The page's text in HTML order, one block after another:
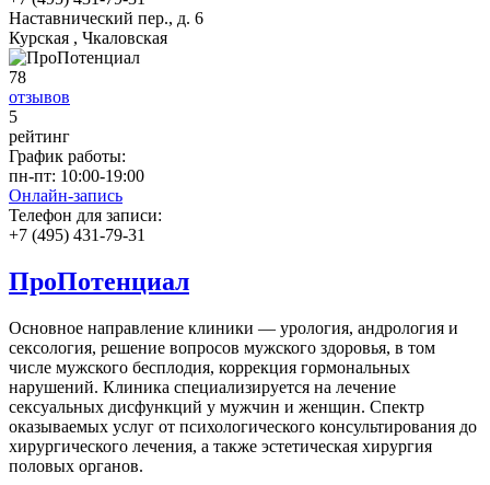
Наставнический пер., д. 6
Курская , Чкаловская
78
отзывов
5
рейтинг
График работы:
пн-пт: 10:00-19:00
Онлайн-запись
Телефон для записи:
+7 (495) 431-79-31
ПроПотенциал
Основное направление клиники — урология, андрология и
сексология, решение вопросов мужского здоровья, в том
числе мужского бесплодия, коррекция гормональных
нарушений. Клиника специализируется на лечение
сексуальных дисфункций у мужчин и женщин. Спектр
оказываемых услуг от психологического консультирования до
хирургического лечения, а также эстетическая хирургия
половых органов.